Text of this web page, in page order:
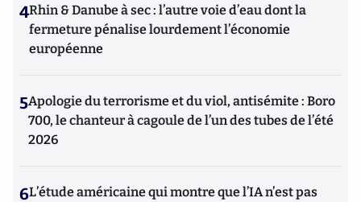
4Rhin & Danube à sec : l’autre voie d’eau dont la
fermeture pénalise lourdement l’économie
européenne
5Apologie du terrorisme et du viol, antisémite : Boro
700, le chanteur à cagoule de l’un des tubes de l’été
2026
6L’étude américaine qui montre que l’IA n’est pas